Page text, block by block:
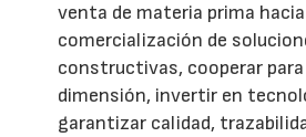
venta de materia prima
comercialización de
constructivas, cooperar
dimensión, invertir en
garantizar calidad,